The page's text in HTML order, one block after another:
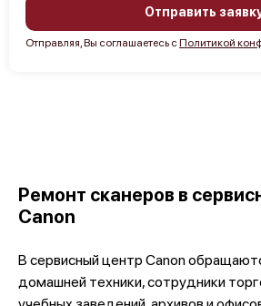
Отправить
Отправляя, Вы соглашаетесь с Политикой
Ремонт сканеров в
Canon
В сервисный центр Canon
домашней техники, сотрудники